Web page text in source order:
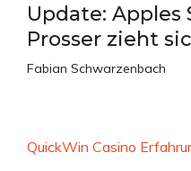
Update:
Prosser zieht
Fabian Schwarzenbach
QuickWin Casino